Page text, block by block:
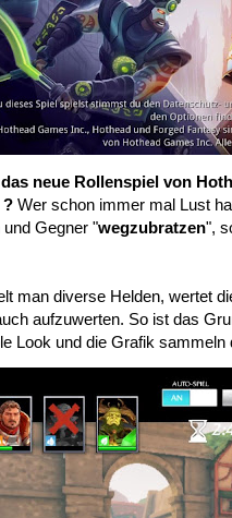
neue Rollenspiel von
? Wer schon immer mal Lust
Gegner "wegzubratzen",
man diverse Helden, wertet
aufzuwerten. So ist das
Look und die Grafik sammeln